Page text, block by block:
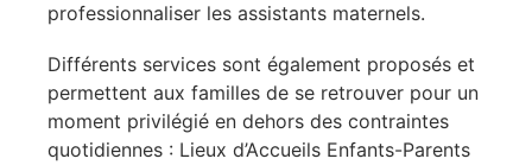
professionnaliser les assistants maternels.
Différents services sont également proposés et
permettent aux familles de se retrouver pour un
moment privilégié en dehors des contraintes
quotidiennes : Lieux d’Accueils Enfants-Parents